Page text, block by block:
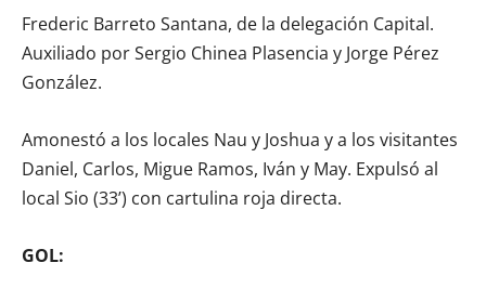
Frederic Barreto Santana, de la delegación Capital.
Auxiliado por Sergio Chinea Plasencia y Jorge Pérez
González.
Amonestó a los locales Nau y Joshua y a los visitantes
Daniel, Carlos, Migue Ramos, Iván y May. Expulsó al
local Sio (33’) con cartulina roja directa.
GOL: